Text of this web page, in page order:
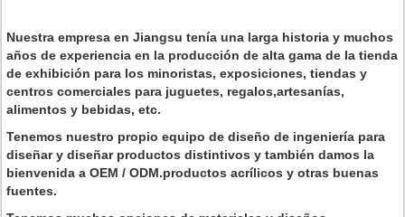
Nuestra empresa en Jiangsu tenía una larga historia y muchos
años de experiencia en la producción de alta gama de la tienda
de exhibición para los minoristas, exposiciones, tiendas y
centros comerciales para juguetes, regalos,artesanías,
alimentos y bebidas, etc.
Tenemos nuestro propio equipo de diseño de ingeniería para
diseñar y diseñar productos distintivos y también damos la
bienvenida a OEM / ODM.productos acrílicos y otras buenas
fuentes.